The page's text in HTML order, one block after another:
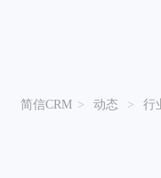
简信CRM > 动态 > 行